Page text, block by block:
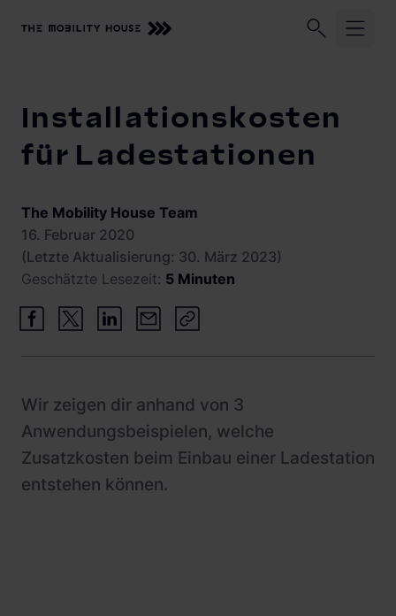
Lösungen und Services
Monitoring
Solarmanagement
Knowledge Center
Vehicle-to-Grid
Installationskosten
für Ladestationen
The Mobility House Team
16. Februar 2020
(Letzte Aktualisierung: 30. März 2023)
Geschätzte Lesezeit: 5 Minuten
Wir zeigen dir anhand von 3
Anwendungsbeispielen, welche
Zusatzkosten beim Einbau einer Ladestation
entstehen können.